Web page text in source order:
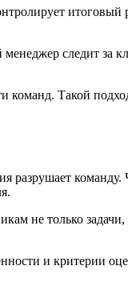
следит за
Такой
команду.
не только задачи,
и критерии